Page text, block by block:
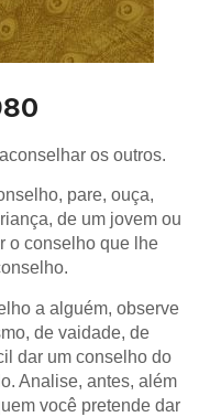
os outros.
pare, ouça,
de um jovem ou
o conselho que lhe
a alguém, observe
de vaidade, de
dar um conselho do
Analise, antes, além
você pretende dar